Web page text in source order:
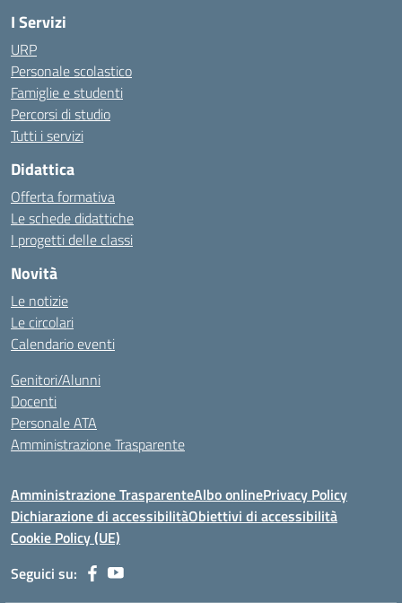
I Servizi
URP
Personale scolastico
Famiglie e studenti
Percorsi di studio
Tutti i servizi
Didattica
Offerta formativa
Le schede didattiche
I progetti delle classi
Novità
Le notizie
Le circolari
Calendario eventi
Genitori/Alunni
Docenti
Personale ATA
Amministrazione Trasparente
Amministrazione TrasparenteAlbo onlinePrivacy Policy
Dichiarazione di accessibilitàObiettivi di accessibilità
Cookie Policy (UE)
Seguici su: